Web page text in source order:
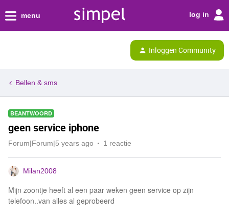
menu log in
Inloggen Community
Bellen & sms
BEANTWOORD
geen service iphone
Forum|Forum|5 years ago 1 reactie
Milan2008
Mijn zoontje heeft al een paar weken geen service op zijn
telefoon..van alles al geprobeerd